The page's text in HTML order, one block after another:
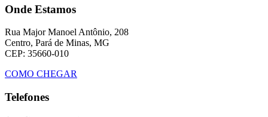
Onde Estamos
Rua Major Manoel Antônio, 208
Centro, Pará de Minas, MG
CEP: 35660-010
COMO CHEGAR
Telefones